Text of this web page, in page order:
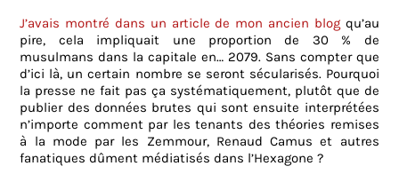
J’avais montré dans un article de mon ancien blogqu’au
pire, cela impliquait une proportion de 30 % de
musulmans dans la capitale en… 2079. Sans compter que
d’ici là, un certain nombre se seront sécularisés. Pourquoi
la presse ne fait pas ça systématiquement, plutôt que de
publier des données brutes qui sont ensuite interprétées
n’importe comment par les tenants des théories remises
à la mode par les Zemmour, Renaud Camus et autres
fanatiques dûment médiatisés dans l’Hexagone ?